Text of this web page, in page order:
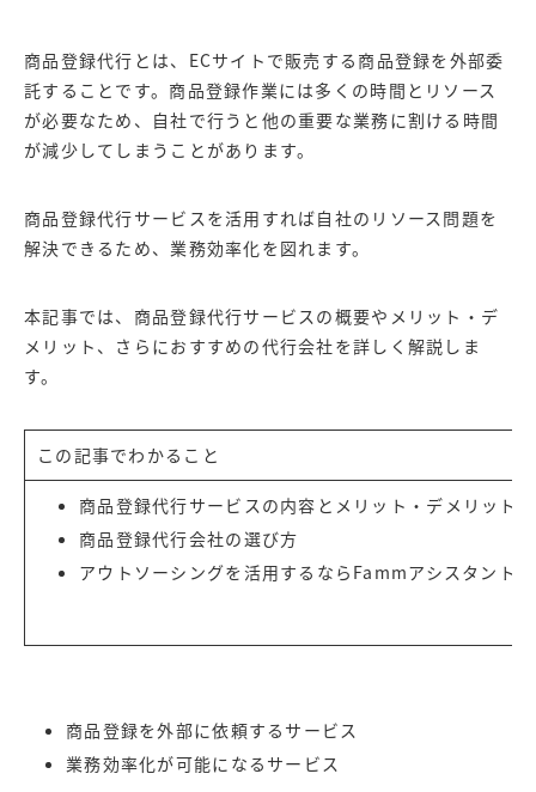
商品登録代行とは、ECサイトで販売する商品登録を外部委
託することです。商品登録作業には多くの時間とリソース
が必要なため、自社で行うと他の重要な業務に割ける時間
が減少してしまうことがあります。
商品登録代行サービスを活用すれば自社のリソース問題を
解決できるため、業務効率化を図れます。
本記事では、商品登録代行サービスの概要やメリット・デ
メリット、さらにおすすめの代行会社を詳しく解説しま
す。
この記事でわかること
商品登録代行サービスの内容とメリット・デメリット
商品登録代行会社の選び方
アウトソーシングを活用するなら Fammアシスタント
商品登録を外部に依頼するサービス
業務効率化が可能になるサービス